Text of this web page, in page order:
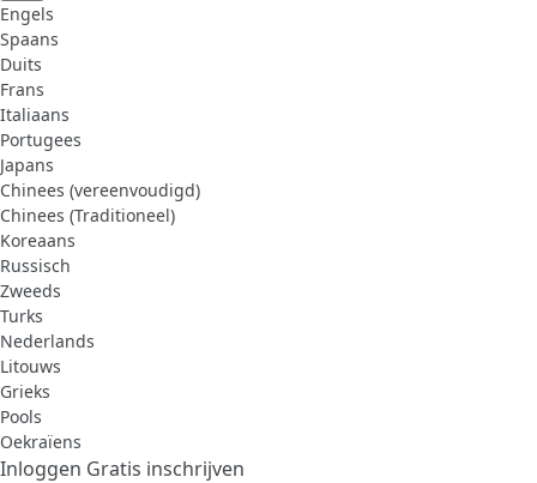
Engels
Spaans
Duits
Frans
Italiaans
Portugees
Japans
Chinees (vereenvoudigd)
Chinees (Traditioneel)
Koreaans
Russisch
Zweeds
Turks
Nederlands
Litouws
Grieks
Pools
Oekraïens
Inloggen Gratis inschrijven